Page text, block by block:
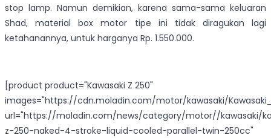
stop lamp. Namun demikian, karena sama-sama keluaran
Shad, material box motor tipe ini tidak diragukan lagi
ketahanannya, untuk harganya Rp. 1.550.000.
[product product="Kawasaki Z 250"
images="https://cdn.moladin.com/motor/kawasaki/
url="https://moladin.com/news/category/motor//kawasaki/
z-250-naked-4-stroke-liquid-cooled-parallel-twin-250cc"